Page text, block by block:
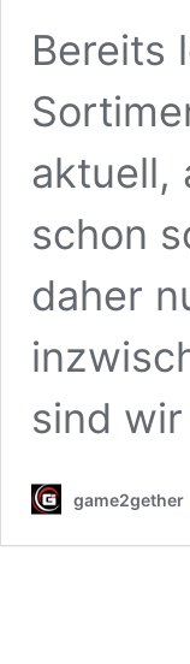
Bereits
aktuell,
schon
daher
sind
game2gether